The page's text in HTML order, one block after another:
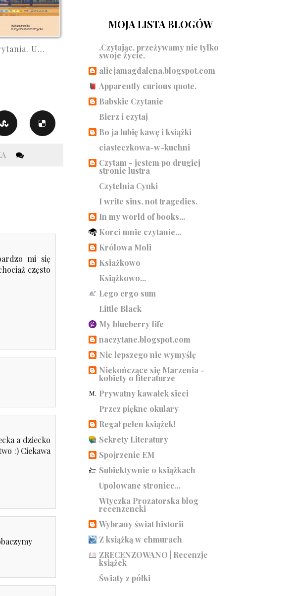
U...
mi się
często
a dziecko
:) Ciekawa
MOJA LISTA BLOGÓW
.Czytając, przeżywamy nie tylko
swoje życie.
alicjamagdalena.blogspot.com
Apparently curious quote.
Babskie Czytanie
Bierz i czytaj
Bo ja lubię kawę i książki
ciasteczkowa-w-kuchni
Czytam - jestem po drugiej
stronie lustra
Czytelnia Cynki
I write sins, not tragedies.
In my world of books...
Korci mnie czytanie...
Królowa Moli
Ksiażkowo
Książkowo...
Lego ergo sum
Little Black
My blueberry life
naczytane.blogspot.com
Nic lepszego nie wymyślę
Niekończące się Marzenia -
kobiety o literaturze
Prywatny kawałek sieci
Przez piękne okulary
Regał pełen książek!
Sekrety Literatury
Spojrzenie EM
Subiektywnie o książkach
Upolowane stronice...
Wtyczka Prozatorska blog
recenzencki
Wybrany świat historii
Z książką w chmurach
ZRECENZOWANO | Recenzje
książek
Światy z półki